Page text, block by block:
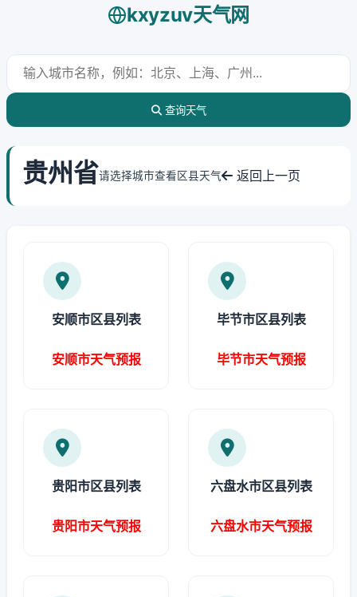
kxyzuv天气网
查询天气
贵州省请选择城市查看区县天气 返回上一页
安顺市区县列表
安顺市天气预报
毕节市区县列表
毕节市天气预报
贵阳市区县列表
贵阳市天气预报
六盘水市区县列表
六盘水市天气预报